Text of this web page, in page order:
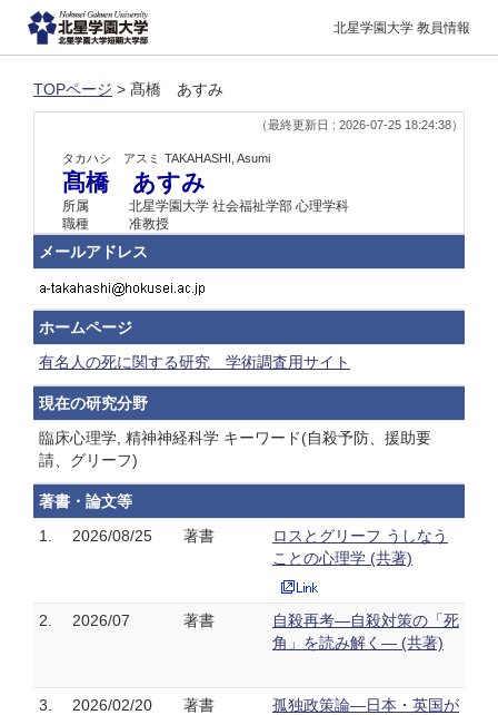
北星学園大学 教員情報
TOPページ > 髙橋 あすみ
（最終更新日 : 2026-07-25 18:24:38）
タカハシ アスミ TAKAHASHI, Asumi
髙橋 あすみ
所属
北星学園大学 社会福祉学部 心理学科
職種
准教授
メールアドレス
ホームページ
有名人の死に関する研究 学術調査用サイト
現在の研究分野
臨床心理学, 精神神経科学 キーワード(自殺予防、援助要
請、グリーフ)
著書・論文等
1.
2026/08/25 著書
ロスとグリーフ うしなう
ことの心理学 (共著)
2. 2026/07 著書
自殺再考―自殺対策の「死
角」を読み解く― (共著)
3. 2026/02/20 著書
孤独政策論―日本・英国が